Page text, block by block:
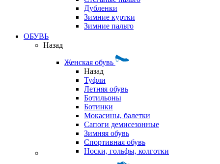
Дубленки
Зимние куртки
Зимние пальто
ОБУВЬ
Назад
Женская обувь
Назад
Туфли
Летняя обувь
Ботильоны
Ботинки
Мокасины, балетки
Сапоги демисезонные
Зимняя обувь
Спортивная обувь
Носки, гольфы, колготки